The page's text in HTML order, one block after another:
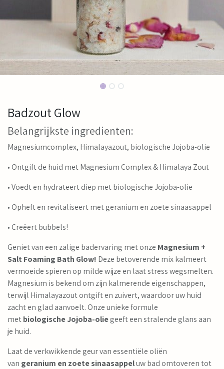
Badzout Glow
Belangrijkste ingredienten:
Magnesiumcomplex, Himalayazout, biologische Jojoba-olie
• Ontgift de huid met Magnesium Complex & Himalaya Zout
• Voedt en hydrateert diep met biologische Jojoba-olie
• Opheft en revitaliseert met geranium en zoete sinaasappel
• Creëert bubbels!
Geniet van een zalige badervaring met onze Magnesium +
Salt Foaming Bath Glow! Deze betoverende mix kalmeert
vermoeide spieren op milde wijze en laat stress wegsmelten.
Magnesium is bekend om zijn kalmerende eigenschappen,
terwijl Himalayazout ontgift en zuivert, waardoor uw huid
zacht en glad aanvoelt. Onze unieke formule
metbiologische Jojoba-oliegeeft een stralende glans aan
je huid.
Laat de verkwikkende geur van essentiële oliën
van geranium en zoete sinaasappeluw bad omtoveren tot